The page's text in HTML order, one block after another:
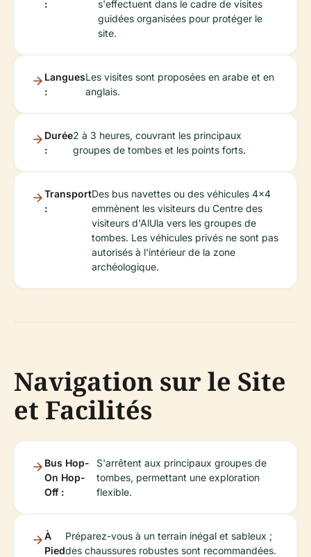
:
s'effectuent dans le cadre de visites
guidées organisées pour protéger le
site.
Langues
:
Les visites sont proposées en arabe et en
anglais.
Durée
:
2 à 3 heures, couvrant les principaux
groupes de tombes et les points forts.
Transport
:
Des bus navettes ou des véhicules 4x4
emmènent les visiteurs du Centre des
visiteurs d'AlUla vers les groupes de
tombes. Les véhicules privés ne sont pas
autorisés à l'intérieur de la zone
archéologique.
Navigation sur le Site
et Facilités
Bus Hop-
On Hop-
Off :
S'arrêtent aux principaux groupes de
tombes, permettant une exploration
flexible.
À
Pied
Préparez-vous à un terrain inégal et sableux ;
des chaussures robustes sont recommandées.